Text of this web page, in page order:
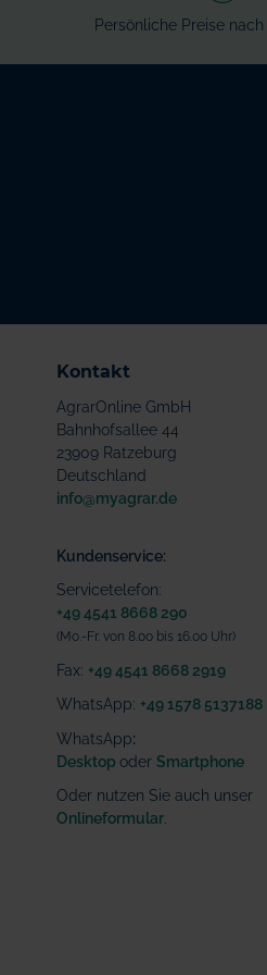
Persönliche Preise
Kontakt
AgrarOnline GmbH
Bahnhofsallee 44
23909 Ratzeburg
Deutschland
info@myagrar.de
Kundenservice:
Servicetelefon:
+49 4541 8668 290
(Mo.-Fr. von 8.00 bis 16.00 Uhr)
Fax: +49 4541 8668 2919
WhatsApp: +49 1578 5137188
WhatsApp:
Desktop oder Smartphone
Oder nutzen Sie auch unser
Onlineformular